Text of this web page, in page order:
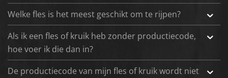
Welke fles is het meest geschikt om te rijpen?
Als ik een fles of kruik heb zonder productiecode,
hoe voer ik die dan in?
De productiecode van mijn fles of kruik wordt niet